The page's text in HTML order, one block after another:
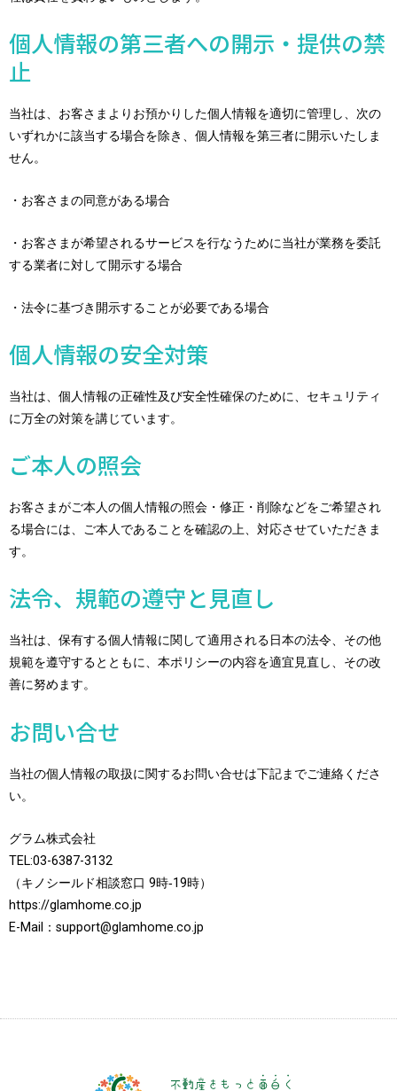
個人情報の第三者への開示・提供の禁
止
当社は、お客さまよりお預かりした個人情報を適切に管理し、次の
いずれかに該当する場合を除き、個人情報を第三者に開示いたしま
せん。
・お客さまの同意がある場合
・お客さまが希望されるサービスを行なうために当社が業務を委託
する業者に対して開示する場合
・法令に基づき開示することが必要である場合
個人情報の安全対策
当社は、個人情報の正確性及び安全性確保のために、セキュリティ
に万全の対策を講じています。
ご本人の照会
お客さまがご本人の個人情報の照会・修正・削除などをご希望され
る場合には、ご本人であることを確認の上、対応させていただきま
す。
法令、規範の遵守と見直し
当社は、保有する個人情報に関して適用される日本の法令、その他
規範を遵守するとともに、本ポリシーの内容を適宜見直し、その改
善に努めます。
お問い合せ
当社の個人情報の取扱に関するお問い合せは下記までご連絡くださ
い。
グラム株式会社
TEL:03-6387-3132
（キノシールド相談窓口 9時‐19時）
https://glamhome.co.jp
E-Mail：support@glamhome.co.jp